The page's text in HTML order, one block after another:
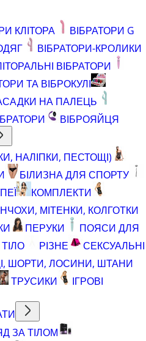
КЛІТОРА
ВІБРАТОРИ G
ВІБРАТОРИ-КРОЛИКИ
ВІБРАТОРИ
ТА ВІБРОКУЛІ
НА ПАЛЕЦЬ
ВІБРОЯЙЦЯ
НАЛІПКИ, ПЕСТОЩІ)
БІЛИЗНА ДЛЯ СПОРТУ
КОМПЛЕКТИ
МІТЕНКИ, КОЛГОТКИ
ПЕРУКИ
ПОЯСИ ДЛЯ
РІЗНЕ
СЕКСУАЛЬНІ
ШОРТИ, ЛОСИНИ, ШТАНИ
ТРУСИКИ
ІГРОВІ
ЗА ТІЛОМ